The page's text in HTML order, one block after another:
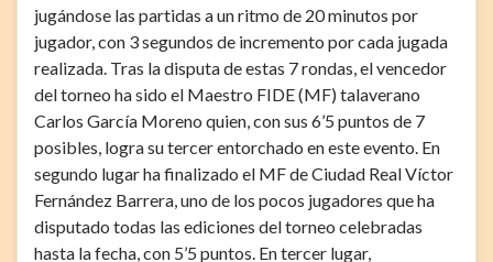
jugándose las partidas a un ritmo de 20 minutos por
jugador, con 3 segundos de incremento por cada jugada
realizada. Tras la disputa de estas 7 rondas, el vencedor
del torneo ha sido el Maestro FIDE (MF) talaverano
Carlos García Moreno quien, con sus 6’5 puntos de 7
posibles, logra su tercer entorchado en este evento. En
segundo lugar ha finalizado el MF de Ciudad Real Víctor
Fernández Barrera, uno de los pocos jugadores que ha
disputado todas las ediciones del torneo celebradas
hasta la fecha, con 5’5 puntos. En tercer lugar,